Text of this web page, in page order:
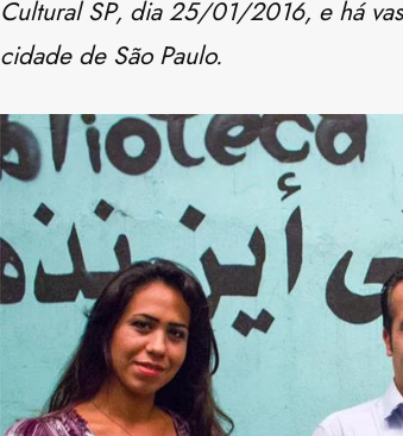
Cultural SP, dia 25/01/2016, e há
cidade de São Paulo.